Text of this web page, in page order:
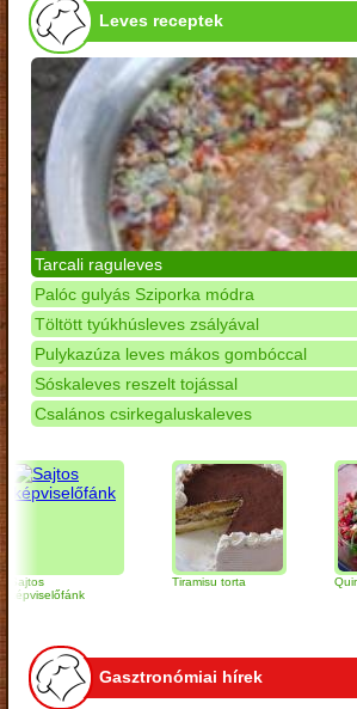
Leves receptek
Tarcali raguleves
Palóc gulyás Sziporka módra
Töltött tyúkhúsleves zsályával
Pulykazúza leves mákos gombóccal
Sóskaleves reszelt tojással
Csalános csirkegaluskaleves
Tiramisu torta Quinoa
Gasztronómiai hírek